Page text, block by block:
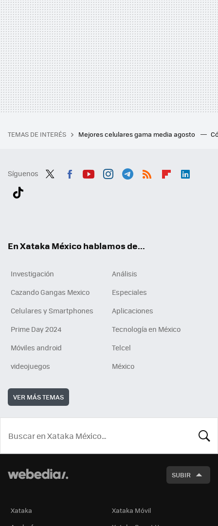
TEMAS DE INTERÉS Mejores celulares gama media agosto
Síguenos
En Xataka México hablamos de...
Investigación
Análisis
Cazando Gangas Mexico
Especiales
Celulares y Smartphones
Aplicaciones
Prime Day 2024
Tecnología en México
Móviles android
Telcel
videojuegos
México
VER MÁS TEMAS
SUBIR
Xataka
Xataka Móvil